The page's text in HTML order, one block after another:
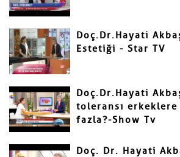
Yorumunuz
Doç.Dr.Hayati
Estetiği - Star TV
Doç.Dr.Hayati
toleransı erkeklere
fazla?-Show Tv
Doç. Dr. Hayati